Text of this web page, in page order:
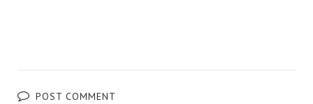
POST COMMENT